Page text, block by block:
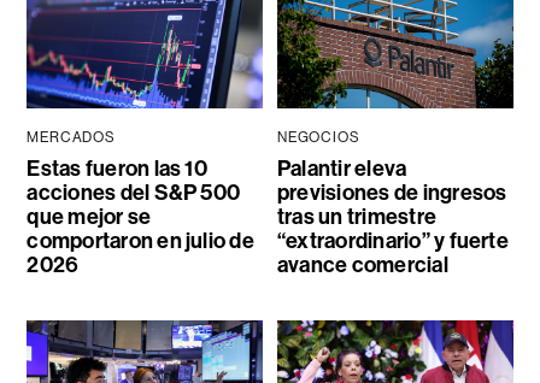
MERCADOS
Estas fueron las 10
acciones del S&P 500
que mejor se
comportaron en julio de
2026
NEGOCIOS
Palantir eleva
previsiones de ingresos
tras un trimestre
“extraordinario” y fuerte
avance comercial